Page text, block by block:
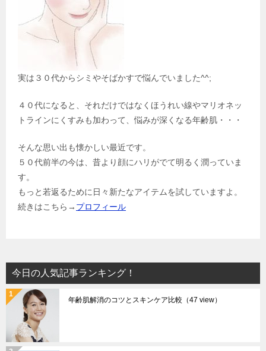
実は３０代からシミやそばかすで悩んでいました^^;
４０代になると、それだけではなくほうれい線やマリオネッ
トラインにくすみも加わって、悩みが深くなる年齢肌・・・
そんな思い出も懐かしい最近です。
５０代前半の今は、昔より顔にハリがでて明るく潤っていま
す。
もっと若返るために日々新たなアイテムを試していますよ。
続きはこちら→ プロフィール
今日の人気記事ランキング！
年齢肌解消のコツとスキンケア比較 （47 view）